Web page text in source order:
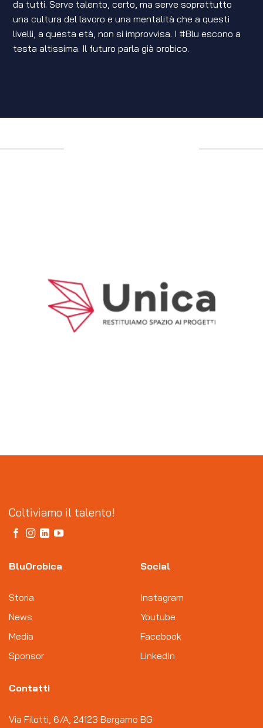
da tutti. Serve talento, certo, ma serve soprattutto
una cultura del lavoro e una mentalità che a questi
livelli, a questa età, non si improvvisa. I #Blu escono a
testa altissima. Il futuro parla già orobico.
Coltiviamo il talento!
BluOrobica
Storia
News
Media
Sponsor
Social
Instagram
Youtube
Facebook
LinkedIn
Contatti
Via Filotti, 6/A, 24123 Bergamo BG